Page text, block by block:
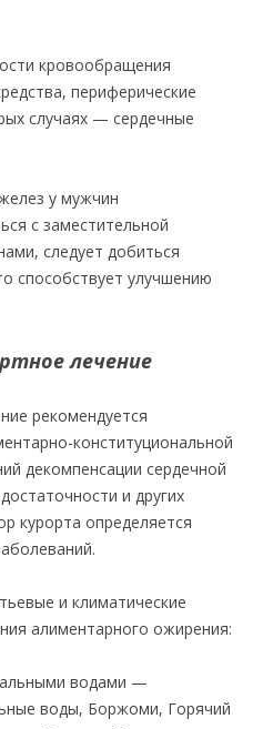
кровообращения
периферические
случаях — сердечные
у мужчин
с заместительной
следует добиться
способствует улучшению
лечение
рекомендуется
конституциональной
декомпенсации сердечной
и других
курорта определяется
и климатические
алиментарного ожирения:
водами —
воды, Боржоми, Горячий